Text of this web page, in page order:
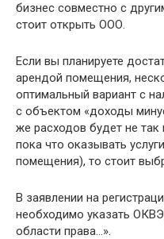
бизнес совместно с
стоит открыть ООО.
Если вы планируете
арендой помещения,
оптимальный вариант с
с объектом «доходы
же расходов будет не
пока что оказывать
помещения), то стоит
В заявлении на
необходимо указать
области права…».